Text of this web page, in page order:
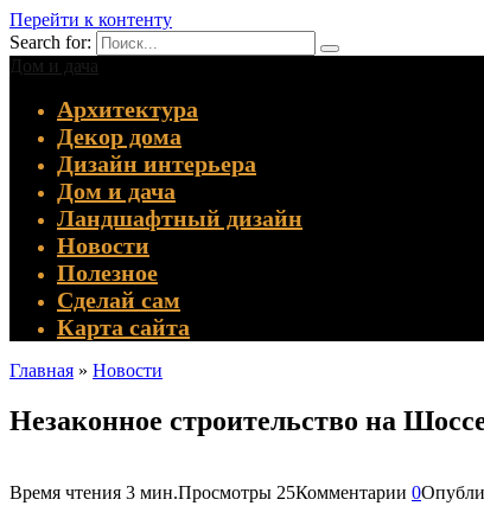
Перейти к контенту
Search for:
Дом и дача
Архитектура
Декор дома
Дизайн интерьера
Дом и дача
Ландшафтный дизайн
Новости
Полезное
Сделай сам
Карта сайта
Главная » Новости
Незаконное строительство на
Время чтения 3 мин.Просмотры 25Комментарии 0